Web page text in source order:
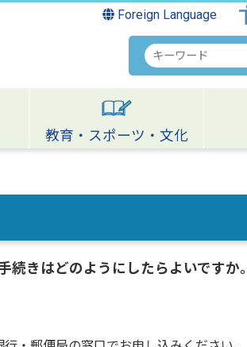
Foreign Language
検
索
キ
ワ
ー
教育・スポーツ・文化
続きはどのようにしたらよいですか。